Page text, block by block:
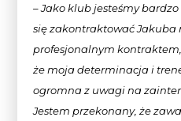
– Jako klub jesteśmy
się zakontraktować Jakuba
profesjonalnym kontraktem,
że moja determinacja i
ogromna z uwagi na
Jestem przekonany, że